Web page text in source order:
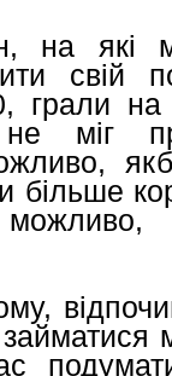
на які
свій
грали на
не міг
більше